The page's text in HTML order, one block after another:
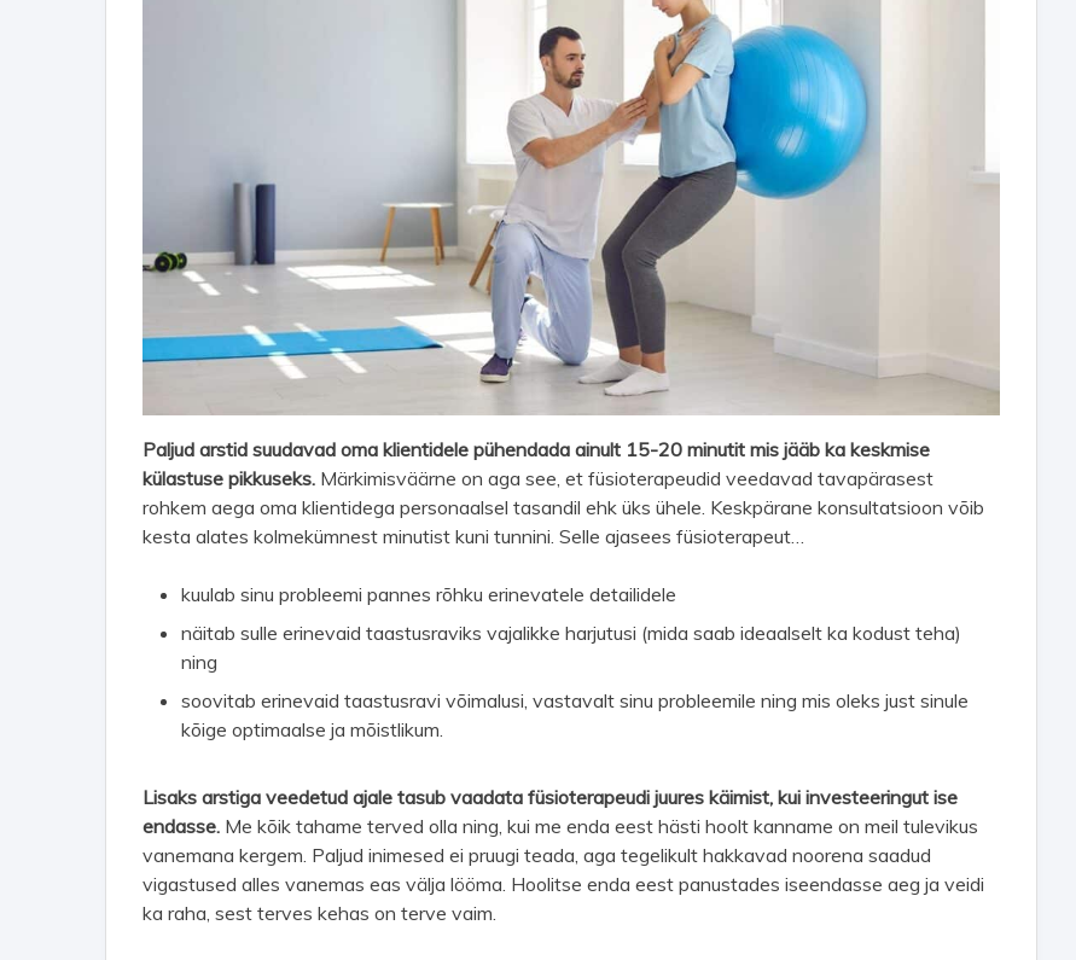
Paljud arstid suudavad oma klientidele pühendada ainult 15-20 minutit mis jääb ka keskmise
külastuse pikkuseks. Märkimisväärne on aga see, et füsioterapeudid veedavad tavapärasest
rohkem aega oma klientidega personaalsel tasandil ehk üks ühele. Keskpärane konsultatsioon võib
kesta alates kolmekümnest minutist kuni tunnini. Selle ajasees füsioterapeut…
kuulab sinu probleemi pannes rõhku erinevatele detailidele
näitab sulle erinevaid taastusraviks vajalikke harjutusi (mida saab ideaalselt ka kodust teha)
ning
soovitab erinevaid taastusravi võimalusi, vastavalt sinu probleemile ning mis oleks just sinule
kõige optimaalse ja mõistlikum.
Lisaks arstiga veedetud ajale tasub vaadata füsioterapeudi juures käimist, kui investeeringut ise
endasse. Me kõik tahame terved olla ning, kui me enda eest hästi hoolt kanname on meil tulevikus
vanemana kergem. Paljud inimesed ei pruugi teada, aga tegelikult hakkavad noorena saadud
vigastused alles vanemas eas välja lööma. Hoolitse enda eest panustades iseendasse aeg ja veidi
ka raha, sest terves kehas on terve vaim.